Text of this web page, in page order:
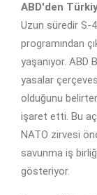
ABD'den
Uzun süredir S-
programından
yaşanıyor. ABD
yasalar
olduğunu
işaret etti. Bu
NATO zirvesi
savunma iş
gösteriyor.